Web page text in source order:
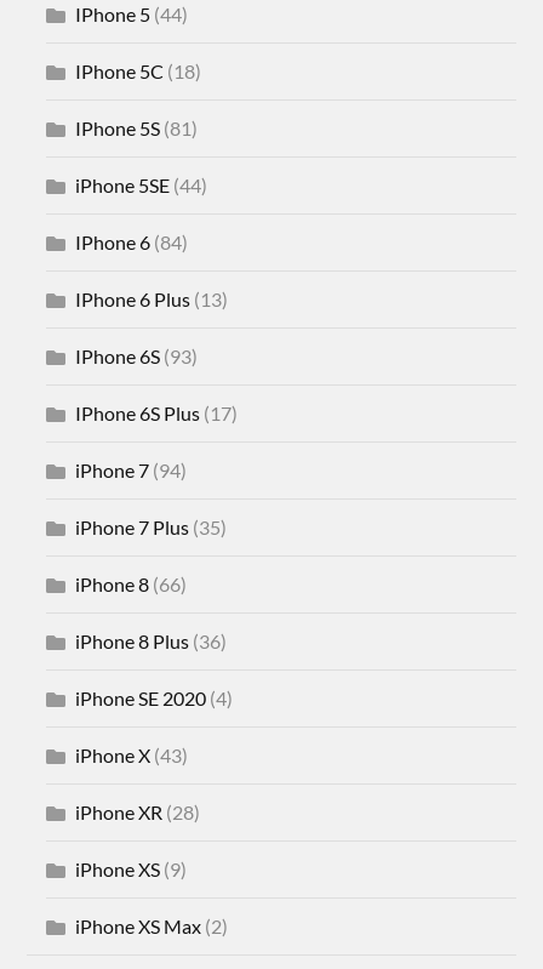
IPhone 5 (44)
IPhone 5C (18)
IPhone 5S (81)
iPhone 5SE (44)
IPhone 6 (84)
IPhone 6 Plus (13)
IPhone 6S (93)
IPhone 6S Plus (17)
iPhone 7 (94)
iPhone 7 Plus (35)
iPhone 8 (66)
iPhone 8 Plus (36)
iPhone SE 2020 (4)
iPhone X (43)
iPhone XR (28)
iPhone XS (9)
iPhone XS Max (2)